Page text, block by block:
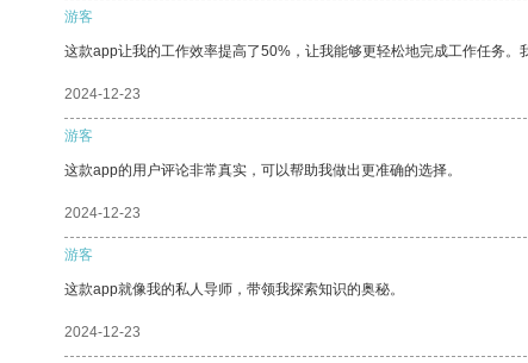
游客
这款app让我的工作效率提高了50%，让我能够更轻松地完成工作任务
2024-12-23
游客
这款app的用户评论非常真实，可以帮助我做出更准确的选择。
2024-12-23
游客
这款app就像我的私人导师，带领我探索知识的奥秘。
2024-12-23